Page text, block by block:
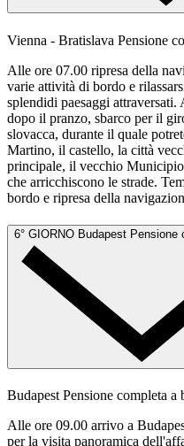
Vienna - Bratislava Pensione
Alle ore 07.00 ripresa della
varie attività di bordo e
splendidi paesaggi
dopo il pranzo, sbarco per il
slovacca, durante il quale
Martino, il castello, la città
principale, il vecchio
che arricchiscono le strade.
bordo e ripresa della
6° GIORNO Budapest Pensione
Budapest Pensione completa a
Alle ore 09.00 arrivo a
per la visita panoramica